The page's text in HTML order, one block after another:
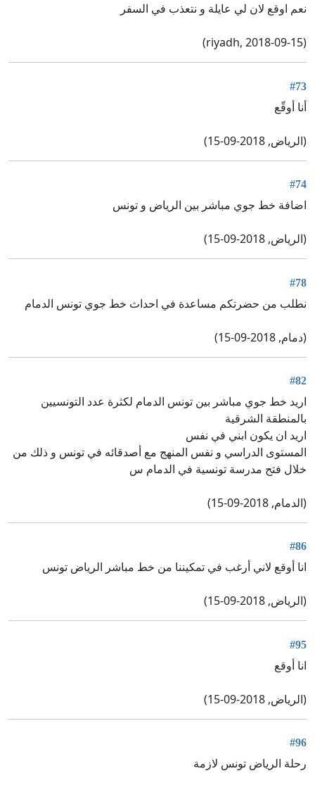
نعم اوقع لان لي عايلة و نتعذب في السفر
(riyadh, 2018-09-15)
#73
أنا أوقّع
(الرياض, 2018-09-15)
#74
اضافة خط جوي مباشر بين الرياض و تونس
(الرياض, 2018-09-15)
#78
نطلب من حضرتكم مساعدة في احداث خط جوي تونس الدمام
(دمام, 2018-09-15)
#82
اريد خط جوي مباشر بين تونس الدمام لكثرة عدد التونسيين
بالمنطقة الشرقية
اريد ان يكون ابني في نفس
المستوى الدراسي و نفس المنهج مع أصدقائه في تونس و ذلك من
خلال فتح مدرسة تونسية في الدمام س
(الدمام, 2018-09-15)
#86
انا أوقع لاني أرغب في تمكيننا من خط مباشر الرياض تونس
(الرياض, 2018-09-15)
#95
انا أوقع
(الرياض, 2018-09-15)
#96
رحلة الرياض تونس لازمة